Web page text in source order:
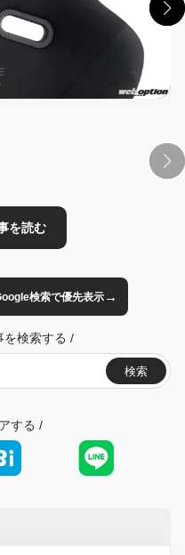
検索で優先表示→
を検索する /
検索
する /